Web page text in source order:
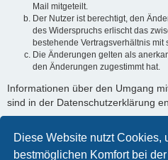
Diese Website nutzt Cookies,
bestmöglichen Komfort bei
Mail mitgeteilt.
Der Nutzer ist berechtigt, den
des Widerspruchs erlischt das
bestehende Vertragsverhältnis mit
Die Änderungen gelten als
den Änderungen zugestimmt hat.
Informationen über den Umgang
sind in der Datenschutzerklärung